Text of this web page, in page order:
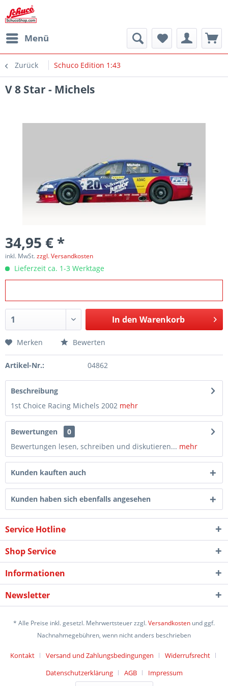
Menü
Zurück Schuco Edition 1:43
V 8 Star - Michels
34,95 € *
inkl. MwSt.zzgl. Versandkosten
Lieferzeit ca. 1-3 Werktage
In den Warenkorb
Merken Bewerten
Artikel-Nr.: 04862
Beschreibung
1st Choice Racing Michels 2002 mehr
Bewertungen
0
Bewertungen lesen, schreiben und diskutieren... mehr
Kunden kauften auch
Kunden haben sich ebenfalls angesehen
Service Hotline
Shop Service
Informationen
Newsletter
* Alle Preise inkl. gesetzl. Mehrwertsteuer zzgl.Versandkosten und ggf.
Nachnahmegebühren, wenn nicht anders beschrieben
Kontakt Versand und Zahlungsbedingungen
Widerrufsrecht
Datenschutzerklärung
AGB Impressum